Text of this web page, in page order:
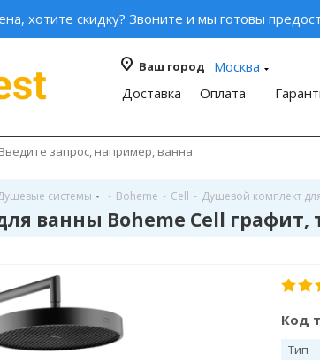
хотите скидку? Звоните и мы готовы
Ваш город
Москва
Доставка
Оплата
системы - Boheme - Cell - Душевой комплект
ванны Boheme Cell графит,
Код
Тип